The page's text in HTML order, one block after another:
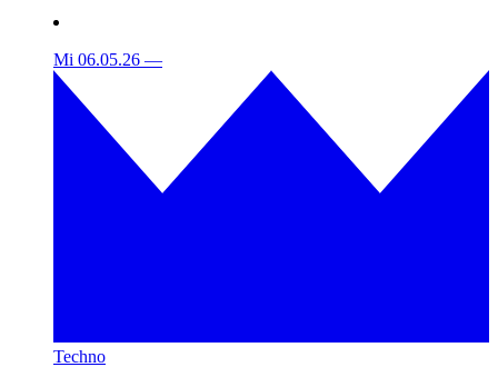
Mi 06.05.26 —
Techno